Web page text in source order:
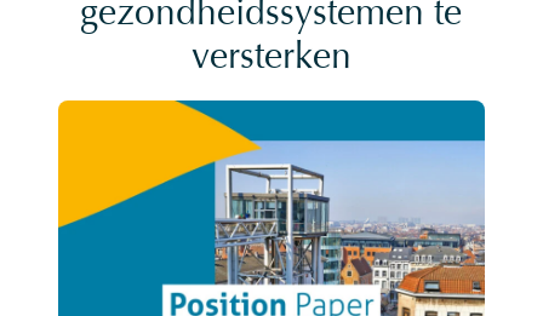
gezondheidssystemen te
versterken